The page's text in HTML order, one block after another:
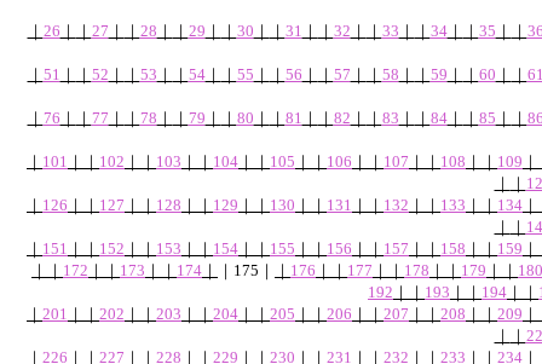
｜ 26 ｜ ｜ 27 ｜ ｜ 28 ｜ ｜ 29 ｜ ｜ 30 ｜ ｜ 31 ｜ ｜ 32 ｜ ｜ 33 ｜ ｜ 34｜ ｜ 35 ｜ ｜
｜ 51 ｜ ｜ 52 ｜ ｜ 53 ｜ ｜ 54｜ ｜ 55 ｜ ｜ 56 ｜ ｜ 57 ｜ ｜ 58 ｜ ｜ 59 ｜ ｜ 60 ｜ ｜
｜ 76 ｜ ｜ 77 ｜ ｜ 78 ｜ ｜ 79 ｜ ｜ 80 ｜ ｜ 81 ｜ ｜ 82 ｜ ｜ 83 ｜ ｜ 84｜ ｜ 85 ｜ ｜
｜ 101 ｜ ｜ 102 ｜ ｜ 103 ｜ ｜ 104 ｜ ｜ 105 ｜ ｜ 106 ｜ ｜ 107 ｜ ｜ 108 ｜ ｜ 109 ｜
｜
｜
｜ 126 ｜ ｜ 127 ｜ ｜ 128 ｜ ｜ 129 ｜ ｜ 130 ｜ ｜ 131 ｜ ｜ 132 ｜ ｜ 133 ｜ ｜ 134 ｜
｜
｜
｜ 151 ｜ ｜ 152 ｜ ｜ 153 ｜ ｜ 154 ｜ ｜ 155 ｜ ｜ 156 ｜ ｜ 157 ｜ ｜ 158 ｜ ｜ 159 ｜
｜
｜ 172 ｜ ｜ 173 ｜ ｜ 174 ｜ ｜ 175 ｜ ｜ 176 ｜ ｜ 177 ｜ ｜ 178 ｜ ｜ 179 ｜ ｜ 180
192 ｜ ｜ 193 ｜ ｜ 194 ｜ ｜
｜ 201 ｜ ｜ 202 ｜ ｜ 203 ｜ ｜ 204 ｜ ｜ 205 ｜ ｜ 206 ｜ ｜ 207 ｜ ｜ 208 ｜ ｜ 209 ｜
｜
｜
｜ 226 ｜ ｜ 227 ｜ ｜ 228 ｜ ｜ 229 ｜ ｜ 230 ｜ ｜ 231 ｜ ｜ 232 ｜ ｜ 233 ｜ ｜ 234 ｜